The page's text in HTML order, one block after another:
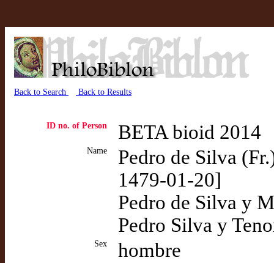
Back to Search Back to Results
ID no. of Person BETA bioid 2014
Name
Pedro de Silva
1479-01-20]
Pedro de Silva y
Pedro Silva y
Sex hombre